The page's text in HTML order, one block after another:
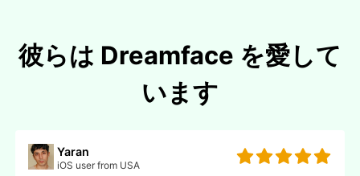
彼らは Dreamface を愛して
います
Yaran
iOS user from USA